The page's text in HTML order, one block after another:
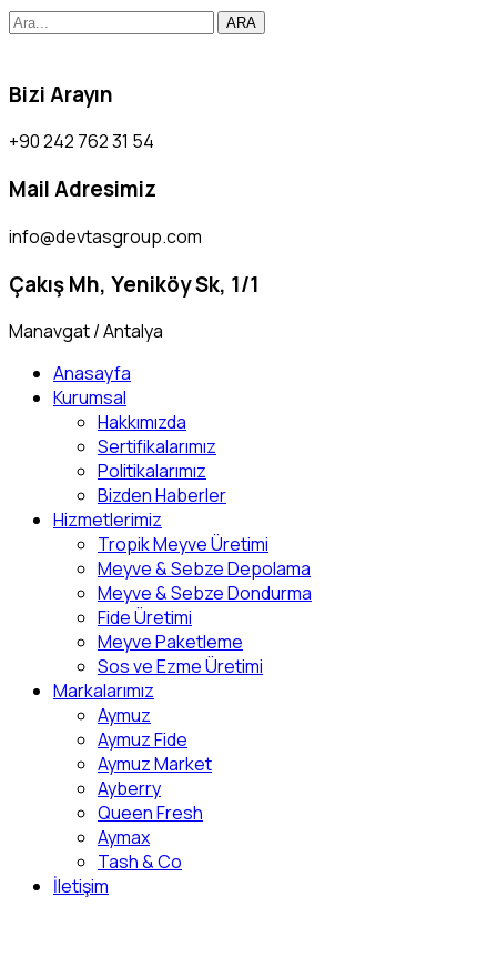
ARA
Bizi Arayın
+90 242 762 31 54
Mail Adresimiz
info@devtasgroup.com
Çakış Mh, Yeniköy Sk, 1/1
Manavgat / Antalya
Anasayfa
Kurumsal
Hakkımızda
Sertifikalarımız
Politikalarımız
Bizden Haberler
Hizmetlerimiz
Tropik Meyve Üretimi
Meyve & Sebze Depolama
Meyve & Sebze Dondurma
Fide Üretimi
Meyve Paketleme
Sos ve Ezme Üretimi
Markalarımız
Aymuz
Aymuz Fide
Aymuz Market
Ayberry
Queen Fresh
Aymax
Tash & Co
İletişim